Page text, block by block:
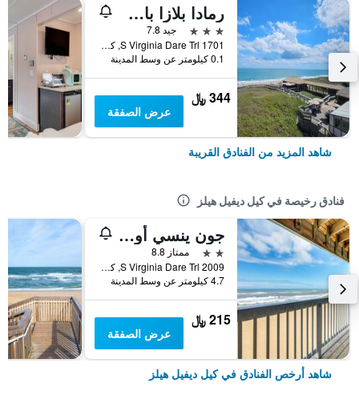
رمادا بلازا باي ويندام ناغز هيد أوشن فرونت
3 نجوم
جيد 7.8
1701 S Virginia Dare Trl, كيل ديفيل هيلز, NC, الولايات المتحدة الأميريكية
0.1 كيلومتر عن وسط المدينة
344 ﷼
عرض الصفقة
شاهد المزيد من الفنادق القريبة
فنادق رخيصة في كيل ديفيل هيلز
جون ينسي أوشن فرونت إن
2 نجمتين
ممتاز 8.8
2009 S Virginia Dare Trl, كيل ديفيل هيلز, NC, الولايات المتحدة الأميريكية
4.7 كيلومتر عن وسط المدينة
215 ﷼
عرض الصفقة
شاهد أرخص الفنادق في كيل ديفيل هيلز